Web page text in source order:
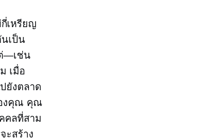
เหรียญ
เป็น
—เช่น
เมื่อ
ยังตลาด
องคุณ คุณ
คลที่สาม
ะสร้าง